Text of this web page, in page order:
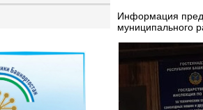
Информация
муниципального